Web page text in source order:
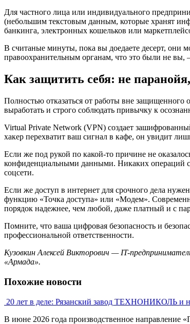
Для частного лица или индивидуального
(небольшим текстовым данным, которые хранят
банкинга, электронных кошельков или
В считаные минуты, пока вы доедаете десерт, они
правоохранительным органам, что это были не вы,
Как защитить себя: не
Полностью отказаться от работы вне
выработать и строго соблюдать привычку к
Virtual Private Network (VPN) создает
хакер перехватит ваш сигнал в кафе, он увидит
Если же под рукой по какой-то причине не
конфиденциальными данными. Никаких операций с
соцсети.
Если же доступ в интернет для срочного дела
функцию «Точка доступа» или «Модем».
порядок надежнее, чем любой, даже платный и с
Помните, что ваша цифровая безопасность и
профессиональной ответственности.
Кузовкин Алексей Викторович — IT-
«Армада».
Похожие новости
20 лет в деле: Рязанский завод ТЕХНОНИКОЛЬ и
В июне 2026 года производственное